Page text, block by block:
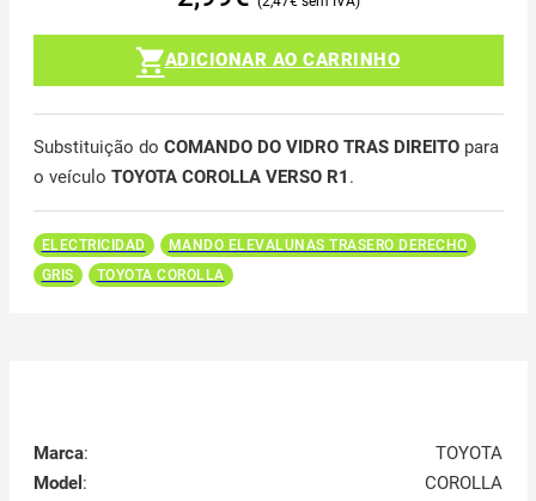
ADICIONAR AO CARRINHO
Substituição do COMANDO DO VIDRO TRAS DIREITOpara
o veículo TOYOTA COROLLA VERSO R1 .
ELECTRICIDAD
MANDO ELEVALUNAS TRASERO DERECHO
GRIS
TOYOTA COROLLA
Marca:
TOYOTA
Model :
COROLLA